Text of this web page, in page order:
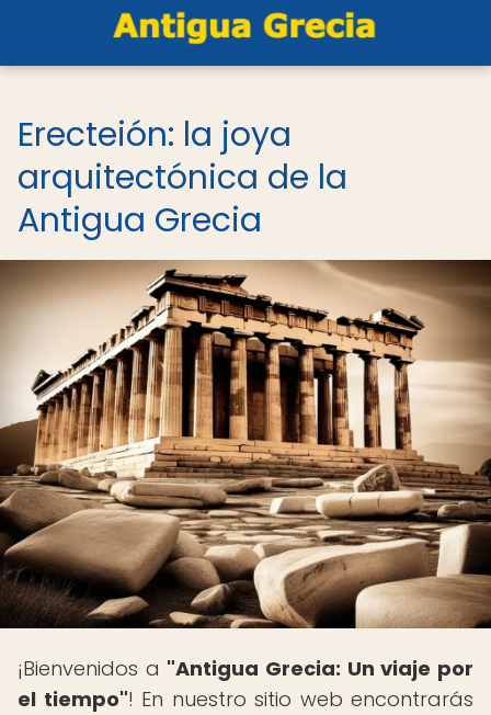
Erecteión: la joya
arquitectónica de la
Antigua Grecia
¡Bienvenidos a "Antigua Grecia: Un viaje por
el tiempo"! En nuestro sitio web encontrarás